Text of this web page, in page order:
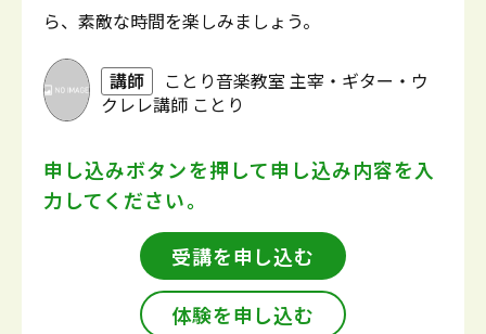
ら、素敵な時間を楽しみましょう。
講師
ことり音楽教室 主宰・ギター・ウ
クレレ講師 ことり
申し込みボタンを押して申し込み内容を入
力してください。
受講を申し込む
体験を申し込む